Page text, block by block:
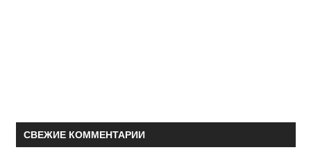
СВЕЖИЕ КОММЕНТАРИИ